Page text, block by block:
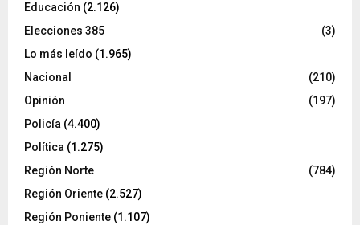
Educación (2.126)
Elecciones 385
(3)
Lo más leído (1.965)
Nacional
(210)
Opinión
(197)
Policía (4.400)
Política (1.275)
Región Norte
(784)
Región Oriente (2.527)
Región Poniente (1.107)